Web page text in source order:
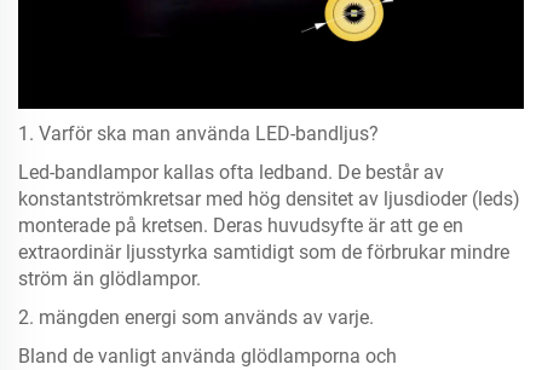
1. Varför ska man använda LED-bandljus?
Led-bandlampor kallas ofta ledband. De består av
konstantströmkretsar med hög densitet av ljusdioder (leds)
monterade på kretsen. Deras huvudsyfte är att ge en
extraordinär ljusstyrka samtidigt som de förbrukar mindre
ström än glödlampor.
2. mängden energi som används av varje.
Bland de vanligt använda glödlamporna och